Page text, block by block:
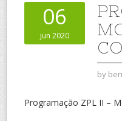
06
jun 2020
by
Programação ZPL II –